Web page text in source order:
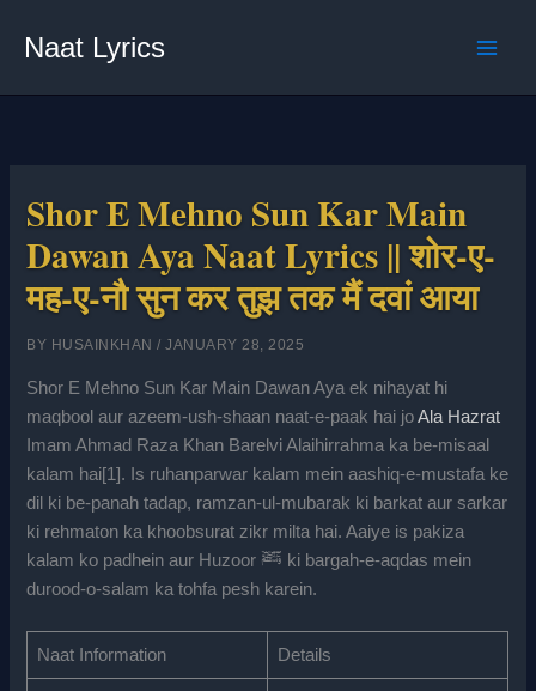
Naat Lyrics
Shor E Mehno Sun Kar Main
Dawan Aya Naat Lyrics || शोर-ए-
मह-ए-नौ सुन कर तुझ तक मैं दवां आया
BY HUSAINKHAN/JANUARY 28, 2025
Shor E Mehno Sun Kar Main Dawan Aya ek nihayat hi
maqbool aur azeem-ush-shaan naat-e-paak hai joAla Hazrat
Imam Ahmad Raza Khan Barelvi Alaihirrahma ka be-misaal
kalam hai[1]. Is ruhanparwar kalam mein aashiq-e-mustafa ke
dil ki be-panah tadap, ramzan-ul-mubarak ki barkat aur sarkar
ki rehmaton ka khoobsurat zikr milta hai. Aaiye is pakiza
kalam ko padhein aur Huzoor ﷺ ki bargah-e-aqdas mein
durood-o-salam ka tohfa pesh karein.
Naat Information Details